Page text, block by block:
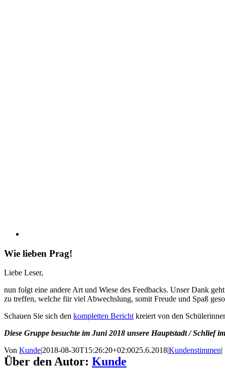
Wie lieben Prag!
Liebe Leser,
nun folgt eine andere Art und Wiese des Feedbacks. Unser Dank
zu treffen, welche für viel Abwechslung, somit Freude und Spaß
Schauen Sie sich den kompletten Berichtkreiert von den
Diese Gruppe besuchte im Juni 2018 unsere Hauptstadt / Schlief
Von Kunde|2018-08-30T15:26:20+02:0025.6.2018|Kundenstimmen|
Über den Autor: Kunde